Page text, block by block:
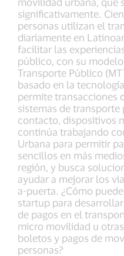
significativamente.
personas utilizan el
diariamente en
facilitar las
público, con su
Transporte Público
basado en la
permite transacciones
sistemas de
contacto, dispositivos
continúa trabajando
Urbana para permitir
sencillos en más
región, y busca
ayudar a mejorar los
a-puerta. ¿Cómo
startup para
de pagos en el
micro movilidad u
boletos y pagos de
personas?